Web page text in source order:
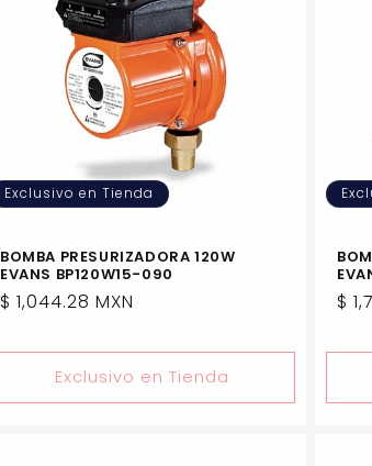
Exclusivo en Tienda
BOMBA PRESURIZADORA 120W
EVANS BP120W15-090
Precio
$ 1,044.28 MXN
Exclusivo en Tienda
$